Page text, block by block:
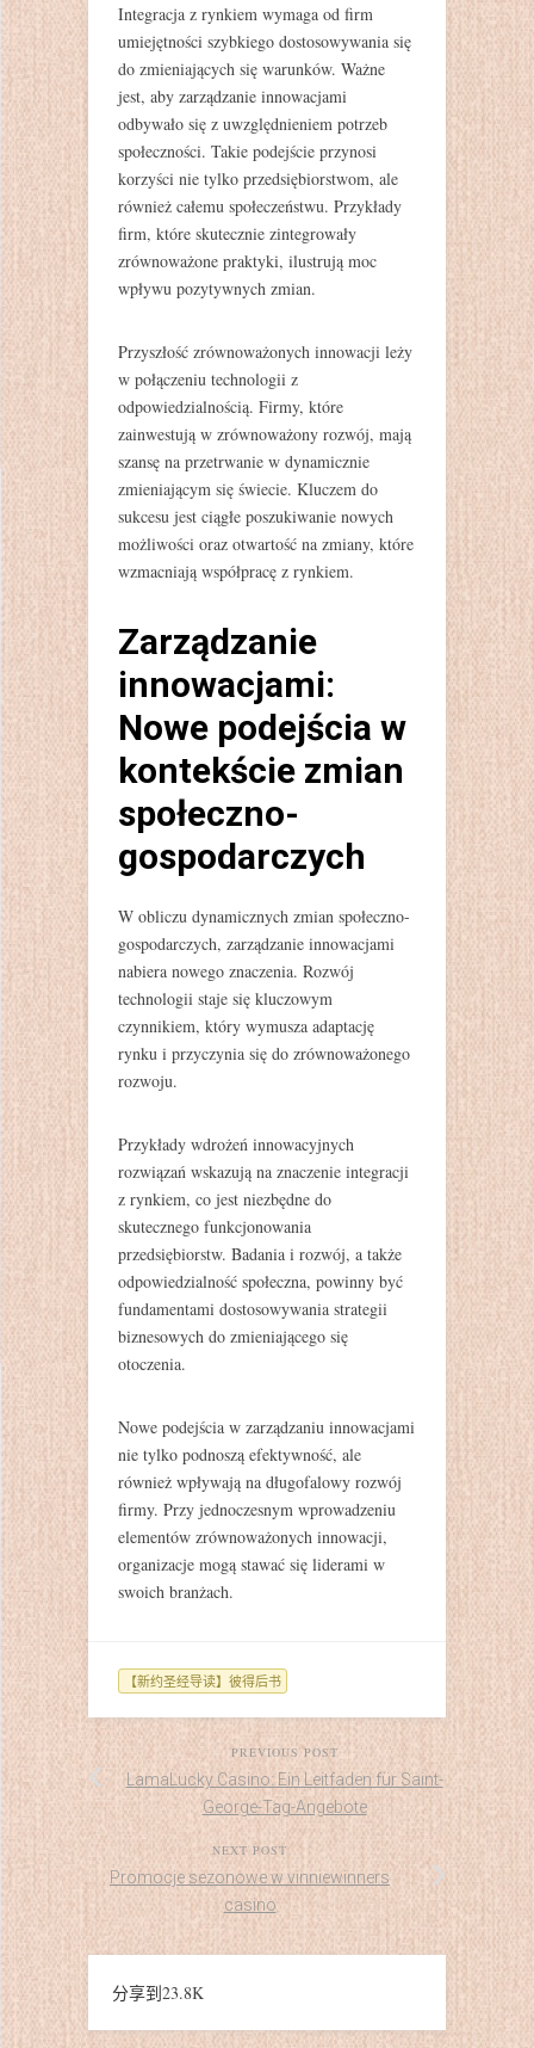
Integracja z rynkiem wymaga od firm
umiejętności szybkiego dostosowywania się
do zmieniających się warunków. Ważne
jest, aby zarządzanie innowacjami
odbywało się z uwzględnieniem potrzeb
społeczności. Takie podejście przynosi
korzyści nie tylko przedsiębiorstwom, ale
również całemu społeczeństwu. Przykłady
firm, które skutecznie zintegrowały
zrównoważone praktyki, ilustrują moc
wpływu pozytywnych zmian.
Przyszłość zrównoważonych innowacji leży
w połączeniu technologii z
odpowiedzialnością. Firmy, które
zainwestują w zrównoważony rozwój, mają
szansę na przetrwanie w dynamicznie
zmieniającym się świecie. Kluczem do
sukcesu jest ciągłe poszukiwanie nowych
możliwości oraz otwartość na zmiany, które
wzmacniają współpracę z rynkiem.
Zarządzanie
innowacjami:
Nowe podejścia w
kontekście zmian
społeczno-
gospodarczych
W obliczu dynamicznych zmian społeczno-
gospodarczych, zarządzanie innowacjami
nabiera nowego znaczenia. Rozwój
technologii staje się kluczowym
czynnikiem, który wymusza adaptację
rynku i przyczynia się do zrównoważonego
rozwoju.
Przykłady wdrożeń innowacyjnych
rozwiązań wskazują na znaczenie integracji
z rynkiem, co jest niezbędne do
skutecznego funkcjonowania
przedsiębiorstw. Badania i rozwój, a także
odpowiedzialność społeczna, powinny być
fundamentami dostosowywania strategii
biznesowych do zmieniającego się
otoczenia.
Nowe podejścia w zarządzaniu innowacjami
nie tylko podnoszą efektywność, ale
również wpływają na długofalowy rozwój
firmy. Przy jednoczesnym wprowadzeniu
elementów zrównoważonych innowacji,
organizacje mogą stawać się liderami w
swoich branżach.
【新约圣经导读】彼得后书
PREVIOUS POST
LamaLucky Casino: Ein Leitfaden für Saint-
George-Tag-Angebote
NEXT POST
Promocje sezonowe w vinniewinners
casino
分享到23.8K